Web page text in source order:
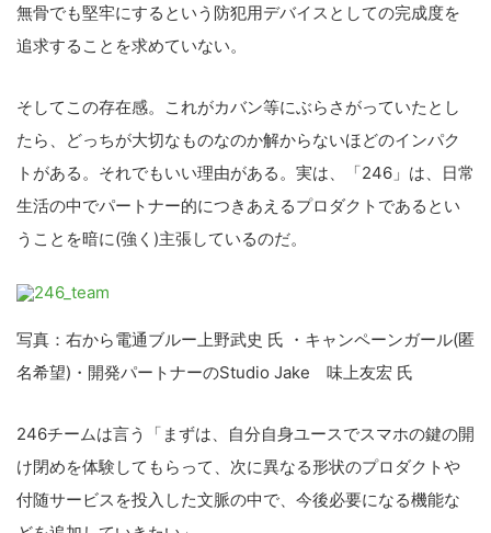
無骨でも堅牢にするという防犯用デバイスとしての完成度を
追求することを求めていない。
そしてこの存在感。これがカバン等にぶらさがっていたとし
たら、どっちが大切なものなのか解からないほどのインパク
トがある。それでもいい理由がある。実は、「246」は、日常
生活の中でパートナー的につきあえるプロダクトであるとい
うことを暗に(強く)主張しているのだ。
写真：右から電通ブルー上野武史 氏 ・キャンペーンガール(匿
名希望)・開発パートナーのStudio Jake 味上友宏 氏
246チームは言う「まずは、自分自身ユースでスマホの鍵の開
け閉めを体験してもらって、次に異なる形状のプロダクトや
付随サービスを投入した文脈の中で、今後必要になる機能な